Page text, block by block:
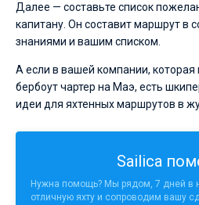
Далее — составьте список
капитану. Он составит маршрут в
знаниями и вашим списком.
А если в вашей компании, которая
бербоут чартер на Маэ, есть
идеи для яхтенных маршрутов в
Sailica
Нужна помощь? Мы рядом, 7 дней в
отличную яхту и сопроводим вашу